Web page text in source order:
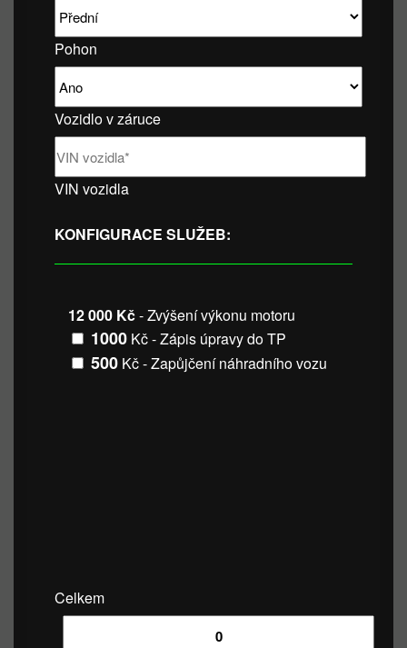
Pohon
Vozidlo v záruce
VIN vozidla
KONFIGURACE SLUŽEB:
12 000 Kč- Zvýšení výkonu motoru
1000 Kč - Zápis úpravy do TP
500 Kč - Zapůjčení náhradního vozu
Celkem